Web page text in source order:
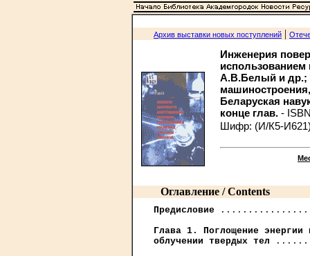
Архив выставки новых поступлений |
Инженерия
использованием
А.В.Белый и др.;
Беларуская
конце глав. -
Шифр: (И/К5-
Оглавление / Contents
Предисловие
Глава 1. Поглощение энергии
облучении твердых тел